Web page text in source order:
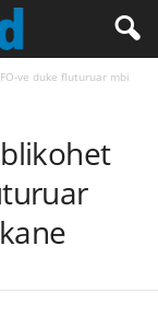
ve duke fluturuar mbi